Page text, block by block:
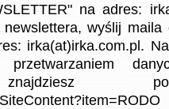
na adres:
wyślij
irka(at)irka.com.pl.
przetwarzaniem
znajdziesz